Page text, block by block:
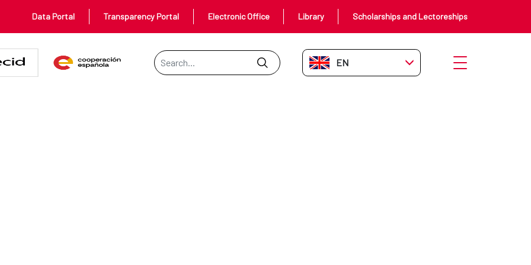
Data Portal Transparency Portal Electronic Office Library Scholarships and Lectoreships
Search Bar
EN-GB Open menu